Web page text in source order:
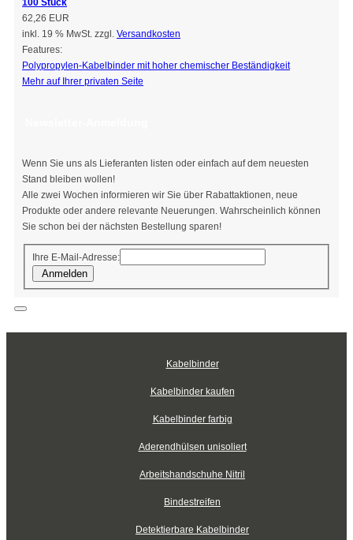
100 Stück
62,26 EUR
inkl. 19 % MwSt. zzgl. Versandkosten
Features:
Polypropylen-Kabelbinder mit hoher chemischer Beständigkeit
Mehr auf Ihrer privaten Seite
Wenn Sie uns als Lieferanten listen oder einfach auf dem neuesten
Stand bleiben wollen!
Alle zwei Wochen informieren wir Sie über Rabattaktionen, neue
Produkte oder andere relevante Neuerungen. Wahrscheinlich können
Sie schon bei der nächsten Bestellung sparen!
Ihre E-Mail-Adresse:
Anmelden
Kabelbinder
Kabelbinder kaufen
Kabelbinder farbig
Aderendhülsen unisoliert
Arbeitshandschuhe Nitril
Bindestreifen
Detektierbare Kabelbinder